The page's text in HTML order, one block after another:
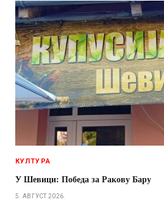
КУЛТУРА
У Шевици: Победа за Ракову Бару
5. АВГУСТ 2026.